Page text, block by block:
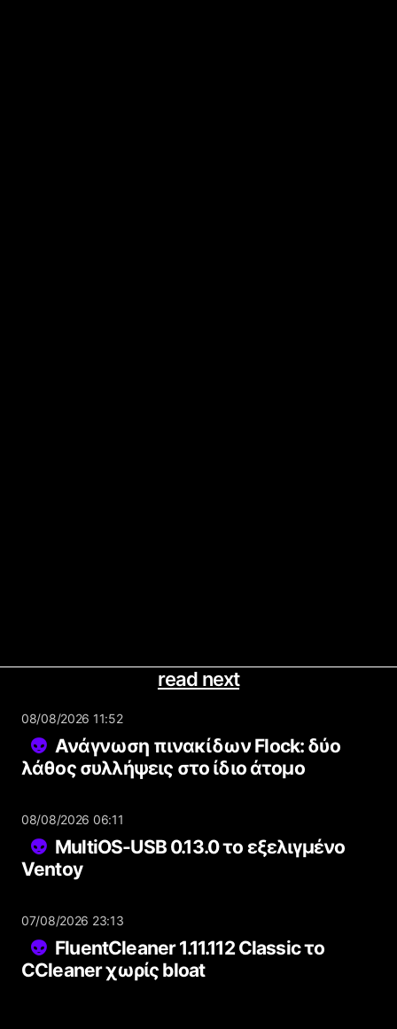
read next
08/08/2026 11:52
Ανάγνωση πινακίδων Flock: δύο
λάθος συλλήψεις στο ίδιο άτομο
08/08/2026 06:11
MultiOS-USB 0.13.0 το εξελιγμένο
Ventoy
07/08/2026 23:13
FluentCleaner 1.11.112 Classic το
CCleaner χωρίς bloat